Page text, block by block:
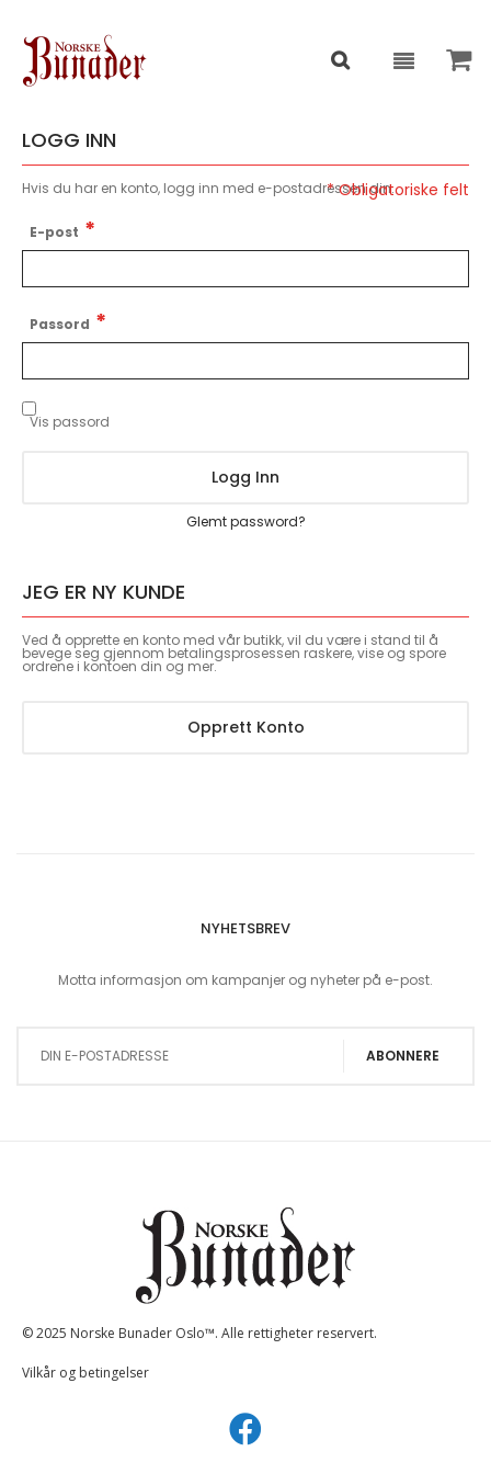
LOGG INN
Hvis du har en konto, logg inn med e-postadressen din.
E-post
Passord
Vis passord
Logg Inn
Glemt password?
JEG ER NY KUNDE
Ved å opprette en konto med vår butikk, vil du være i stand til å
bevege seg gjennom betalingsprosessen raskere, vise og spore
ordrene i kontoen din og mer.
Opprett Konto
NYHETSBREV
Motta informasjon om kampanjer og nyheter på e-post.
ABONNERE
© 2025 Norske Bunader Oslo™. Alle rettigheter reservert.
Vilkår og betingelser